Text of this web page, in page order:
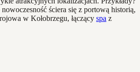
ściera się z portową historią,
w Kołobrzegu, łączący spa z